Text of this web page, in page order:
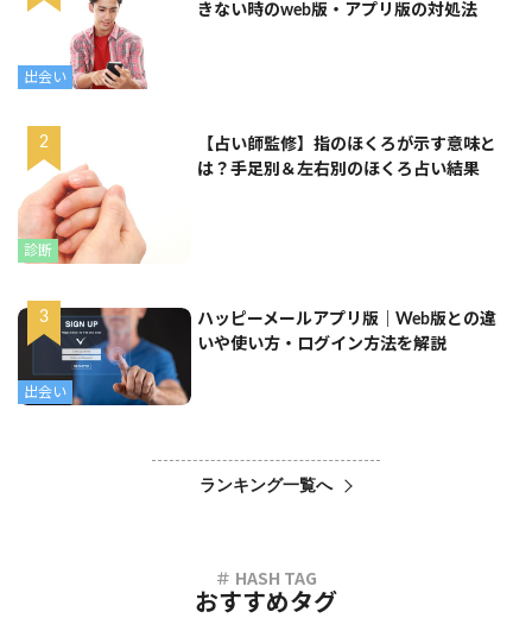
出会い
きない時のweb版・アプリ版の対処法
診断
【占い師監修】指のほくろが示す意味と
は？手足別＆左右別のほくろ占い結果
出会い
ハッピーメールアプリ版｜Web版との違
いや使い方・ログイン方法を解説
ランキング一覧へ
おすすめタグ